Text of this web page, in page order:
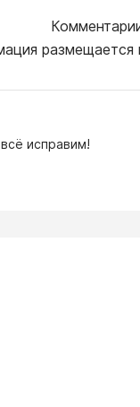
размещается
исправим!